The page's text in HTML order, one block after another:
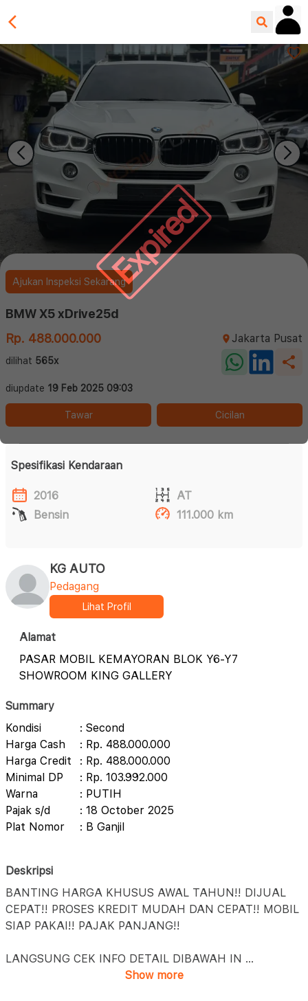
Expired
Ajukan Inspeksi Sekarang
BMW X5 xDrive25d
Rp. 488.000.000
Jakarta Pusat
dilihat 565x
diupdate 19 Feb 2025 09:03
Tawar Cicilan
Spesifikasi Kendaraan
2016
AT
Bensin
111.000 km
KG AUTO
Pedagang
Lihat Profil
Alamat
PASAR MOBIL KEMAYORAN BLOK Y6-Y7
SHOWROOM KING GALLERY
Summary
Kondisi
: Second
Harga Cash
: Rp. 488.000.000
Harga Credit
: Rp. 488.000.000
Minimal DP
: Rp. 103.992.000
Warna
: PUTIH
Pajak s/d
: 18 October 2025
Plat Nomor
: B Ganjil
Deskripsi
BANTING HARGA KHUSUS AWAL TAHUN!! DIJUAL
CEPAT!! PROSES KREDIT MUDAH DAN CEPAT!! MOBIL
SIAP PAKAI!! PAJAK PANJANG!!
LANGSUNG CEK INFO DETAIL DIBAWAH IN ...
Show more